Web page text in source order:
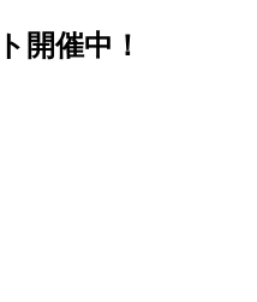
開催中！